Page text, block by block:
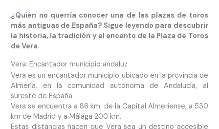
¿Quién no querría conocer una de las plazas de toros
más antiguas de España? Sigue leyendo para descubrir
la historia, la tradición y el encanto de la Plaza de Toros
de Vera.
Vera: Encantador municipio andaluz
Vera es un encantador municipio ubicado en la provincia de
Almería, en la comunidad autónoma de Andalucía, al
sureste de España.
Vera se encuentra a 86 km. de la Capital Almeriense, a 530
km de Madrid y a Málaga 200 km.
Estas distancias hacen que Vera sea un destino accesible